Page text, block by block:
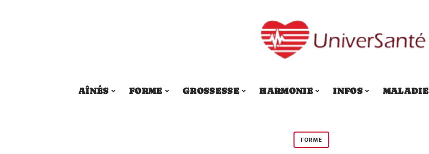
AÎNÉS FORME GROSSESSE HARMONIE INFOS MALADIE
FORME